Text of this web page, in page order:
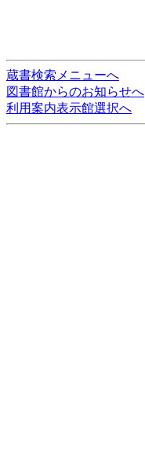
蔵書検索メニューへ
図書館からのお知らせへ
利用案内表示館選択へ